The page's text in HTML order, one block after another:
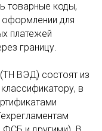
товарные коды,
для
платежей
границу.
ВЭД) состоят из
в